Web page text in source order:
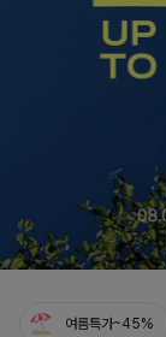
여름
감각
셀퍼프 셔링원
여름특가~45%